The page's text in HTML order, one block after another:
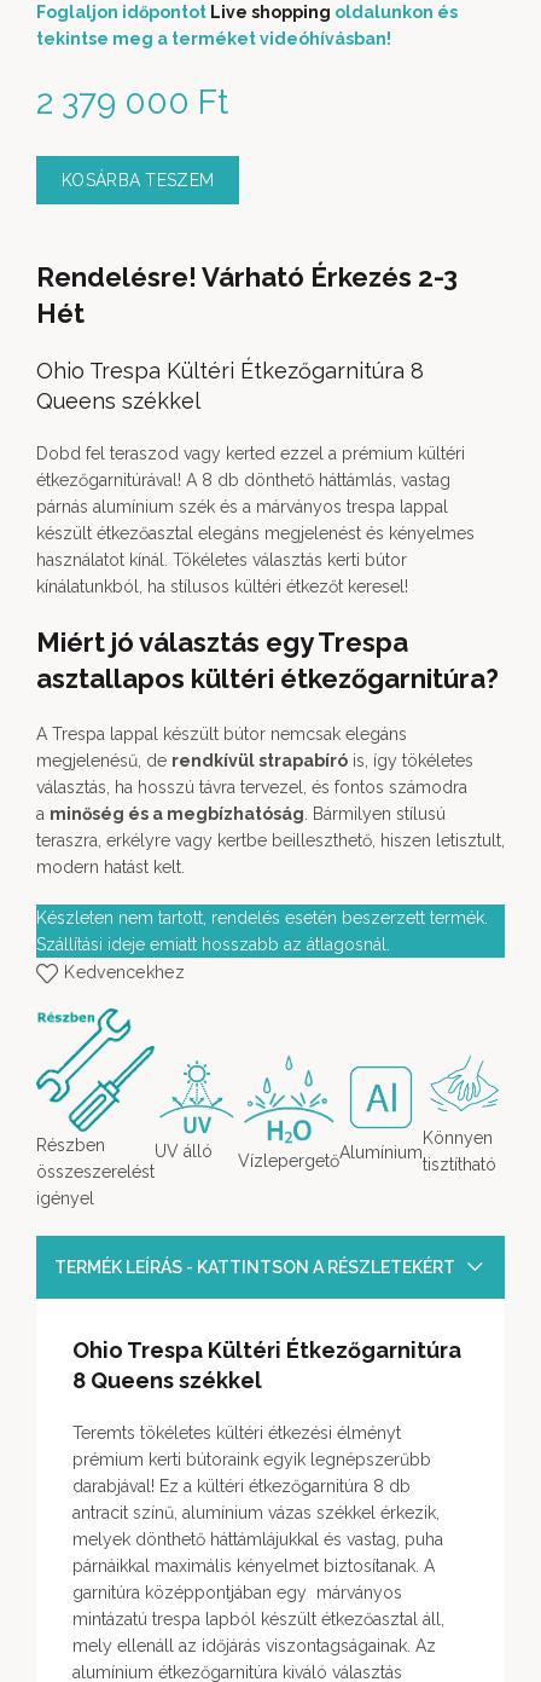
2 379 000 Ft
Foglaljon időpontot Live shopping oldalunkon és
tekintse meg a terméket videóhívásban!
KOSÁRBA TESZEM
Rendelésre! Várható Érkezés 2-3
Hét
Ohio Trespa Kültéri Étkezőgarnitúra 8
Queens székkel
Dobd fel teraszod vagy kerted ezzel a prémium kültéri
étkezőgarnitúrával! A 8 db dönthető háttámlás, vastag
párnás alumínium szék és a márványos trespa lappal
készült étkezőasztal elegáns megjelenést és kényelmes
használatot kínál. Tökéletes választás kerti bútor
kínálatunkból, ha stílusos kültéri étkezőt keresel!
Miért jó választás egy Trespa
asztallapos kültéri étkezőgarnitúra?
A Trespa lappal készült bútor nemcsak elegáns
megjelenésű, de rendkívül strapabíró is, így tökéletes
választás, ha hosszú távra tervezel, és fontos számodra
a minőség és a megbízhatóság . Bármilyen stílusú
teraszra, erkélyre vagy kertbe beilleszthető, hiszen letisztult,
modern hatást kelt.
Készleten nem tartott, rendelés esetén beszerzett termék.
Szállítási ideje emiatt hosszabb az átlagosnál.
Kedvencekhez
Részben
összeszerelést
igényel
UV álló VízlepergetőAlumínium
Könnyen
tisztítható
TERMÉK LEÍRÁS - KATTINTSON A RÉSZLETEKÉRT
Ohio Trespa Kültéri Étkezőgarnitúra
8 Queens székkel
Teremts tökéletes kültéri étkezési élményt
prémium kerti bútoraink egyik legnépszerűbb
darabjával! Ez a kültéri étkezőgarnitúra 8 db
antracit színű, alumínium vázas székkel érkezik,
melyek dönthető háttámlájukkal és vastag, puha
párnáikkal maximális kényelmet biztosítanak. A
garnitúra középpontjában egy márványos
mintázatú trespa lapból készült étkezőasztal áll,
mely ellenáll az időjárás viszontagságainak. Az
alumínium étkezőgarnitúra kiváló választás